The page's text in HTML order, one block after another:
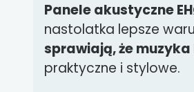
Panele akustyczne
nastolatka lepsze
sprawiają, że
praktyczne i stylowe.